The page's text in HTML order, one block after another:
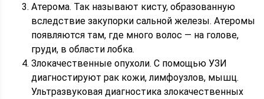
Атерома. Так называют кисту, образованную
вследствие закупорки сальной железы. Атеромы
появляются там, где много волос — на голове,
груди, в области лобка.
Злокачественные опухоли. С помощью УЗИ
диагностируют рак кожи, лимфоузлов, мышц.
Ультразвуковая диагностика злокачественных